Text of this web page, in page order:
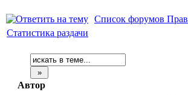
Список форумов
Статистика раздачи
Автор